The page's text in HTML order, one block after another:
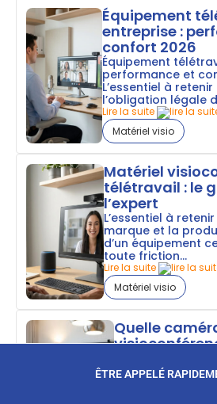
Équipement
entreprise :
confort 2026
Équipement
performance et
L’essentiel à
l’obligation légale
Lire la suite
Matériel visio
Matériel
télétravail : le
l’expert
L’essentiel à
marque et la
d’un équipement
toute friction...
Lire la suite
Matériel visio
Quelle
L’essentiel à
ÊTRE APPELÉ